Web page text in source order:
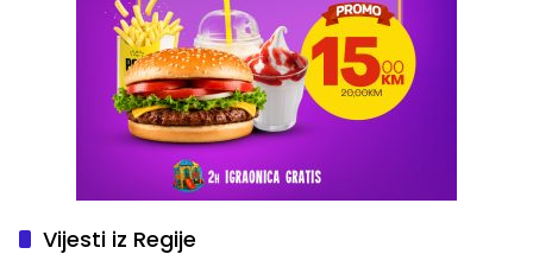
Vijesti iz Regije